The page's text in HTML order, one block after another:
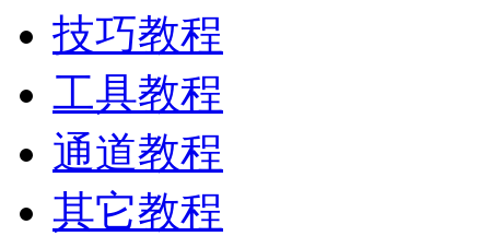
技巧教程
工具教程
通道教程
其它教程